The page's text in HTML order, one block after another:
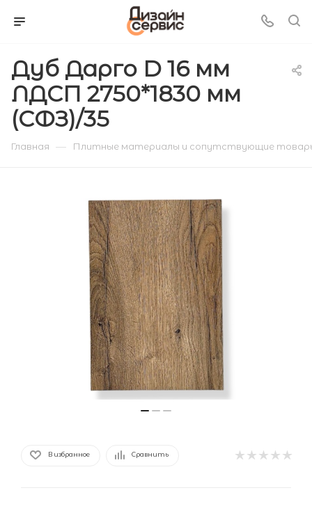
Дуб Дарго D 16 мм
ЛДСП 2750*1830 мм
(СФЗ)/35
Главная — Плитные материалы и сопутствующие
В избранное Сравнить